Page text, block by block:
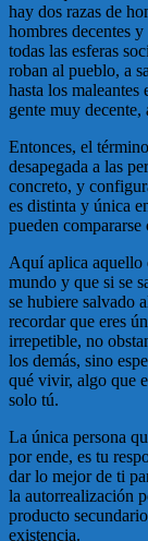
hay dos razas de
hombres decentes
todas las esferas
roban al pueblo, a
hasta los
gente muy decente,
Entonces, el
desapegada a las
concreto, y
es distinta y única
pueden
Aquí aplica aquello
mundo y que si se
se hubiere salvado
recordar que eres
irrepetible, no
los demás, sino
qué vivir, algo que
solo tú.
La única persona
por ende, es tu
dar lo mejor de ti
la autorrealización
producto
existencia.